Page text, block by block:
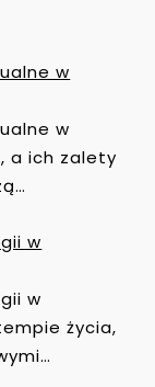
w
w
a ich zalety
w
w
życia,